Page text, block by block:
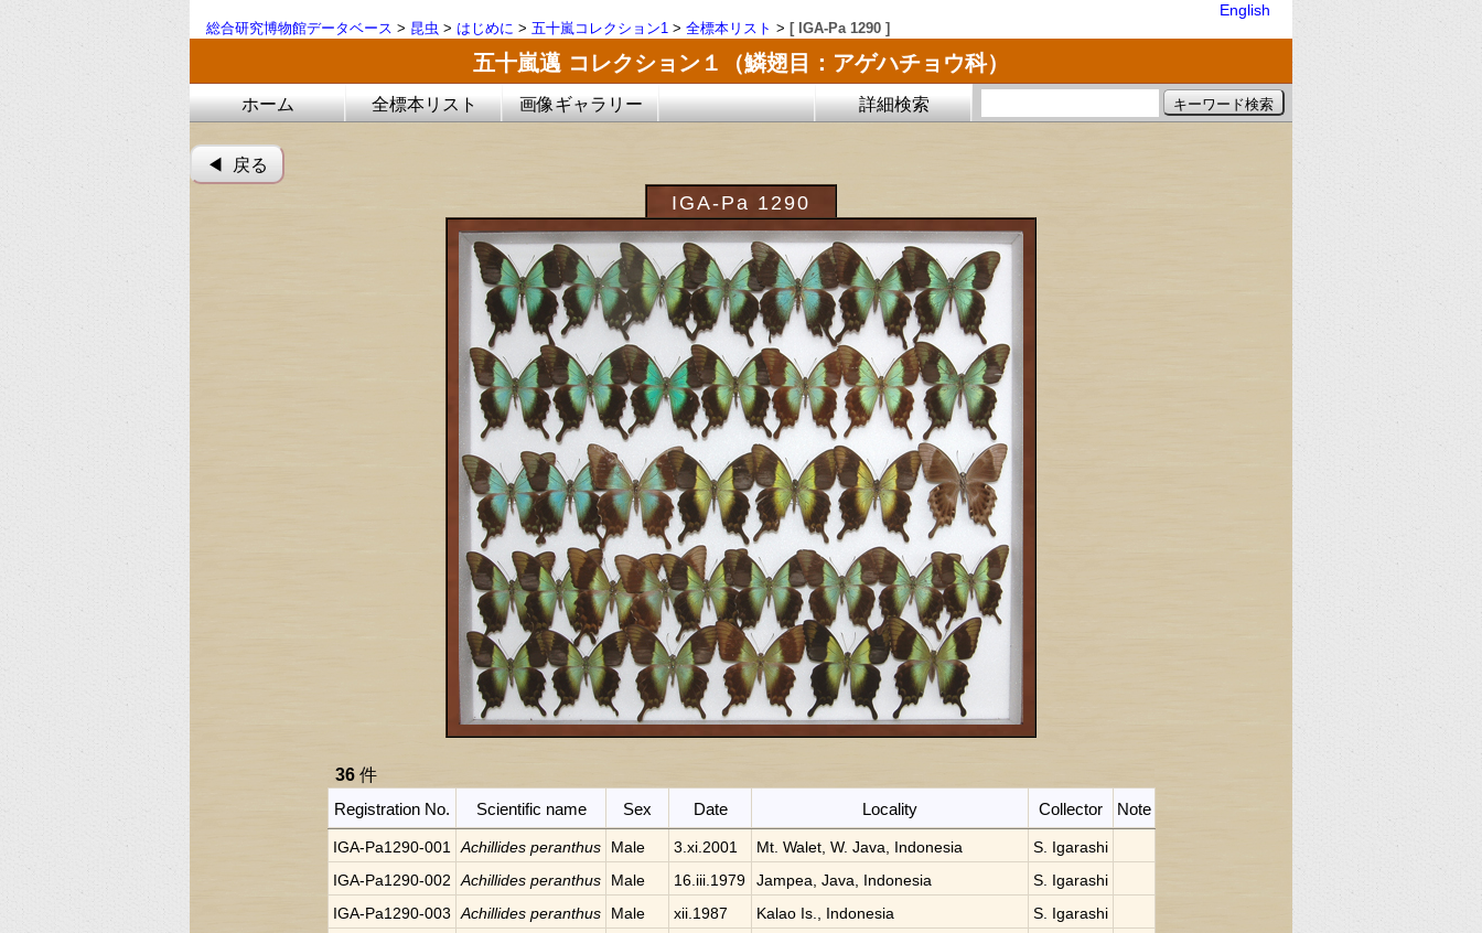
English
総合研究博物館データベース > 昆虫 > はじめに > 五十嵐コレクション1 > 全標本リスト > [ IGA-Pa 1290 ]
五十嵐邁 コレクション１（鱗翅目：アゲハチョウ科）
ホーム 全標本リスト 画像ギャラリー 詳細検索
◀︎ 戻る
IGA-Pa 1290
36 件
Registration No.
Scientific name Sex Date Locality Collector Note
IGA-Pa1290-001 Achillides peranthus Male 3.xi.2001 Mt. Walet, W. Java, Indonesia
S. Igarashi
IGA-Pa1290-002
Achillides peranthus Male 16.iii.1979 Jampea, Java, Indonesia
S. Igarashi
IGA-Pa1290-003
Achillides peranthus Male xii.1987 Kalao Is., Indonesia
S. Igarashi